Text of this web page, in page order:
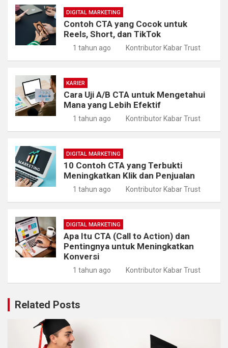
DIGITAL MARKETING
Contoh CTA yang Cocok untuk
Reels, Short, dan TikTok
1 tahun ago Kontributor Kabar Trust
KARIER
Cara Uji A/B CTA untuk Mengetahui
Mana yang Lebih Efektif
1 tahun ago Kontributor Kabar Trust
DIGITAL MARKETING
10 Contoh CTA yang Terbukti
Meningkatkan Klik dan Penjualan
1 tahun ago Kontributor Kabar Trust
DIGITAL MARKETING
Apa Itu CTA (Call to Action) dan
Pentingnya untuk Meningkatkan
Konversi
1 tahun ago Kontributor Kabar Trust
Related Posts